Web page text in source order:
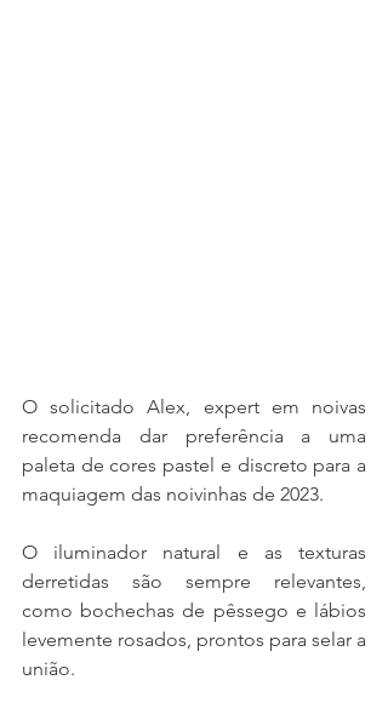
O solicitado Alex, expert em noivas
recomenda dar preferência a uma
paleta de cores pastel e discreto para a
maquiagem das noivinhas de 2023.
O iluminador natural e as texturas
derretidas são sempre relevantes,
como bochechas de pêssego e lábios
levemente rosados, prontos para selar a
união.